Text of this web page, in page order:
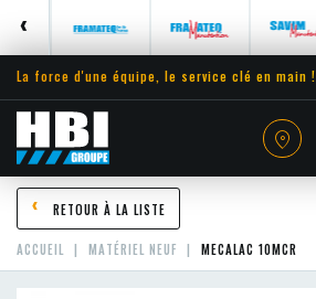
La force d'une équipe, le service clé en main !
RETOUR À LA LISTE
ACCUEIL MATÉRIEL NEUF MECALAC 10MCR